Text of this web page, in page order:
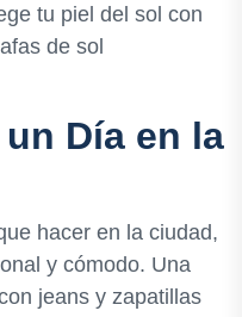
tu piel del sol con
de sol
Día en la
hacer en la ciudad,
y cómodo. Una
jeans y zapatillas